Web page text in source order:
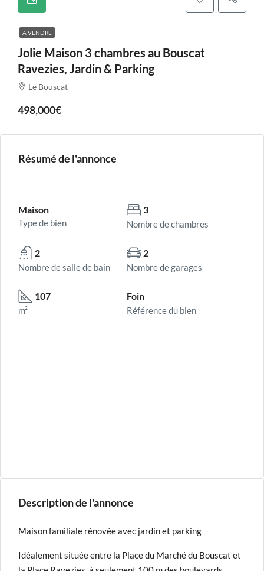
À VENDRE
Jolie Maison 3 chambres au Bouscat
Ravezies, Jardin & Parking
Le Bouscat
498,000€
Résumé de l'annonce
Maison
Type de bien
3
Nombre de chambres
2
Nombre de salle de bain
2
Nombre de garages
107
m²
Foin
Référence du bien
Description de l'annonce
Maison familiale rénovée avec jardin et parking
Idéalement située entre la Place du Marché du Bouscat et